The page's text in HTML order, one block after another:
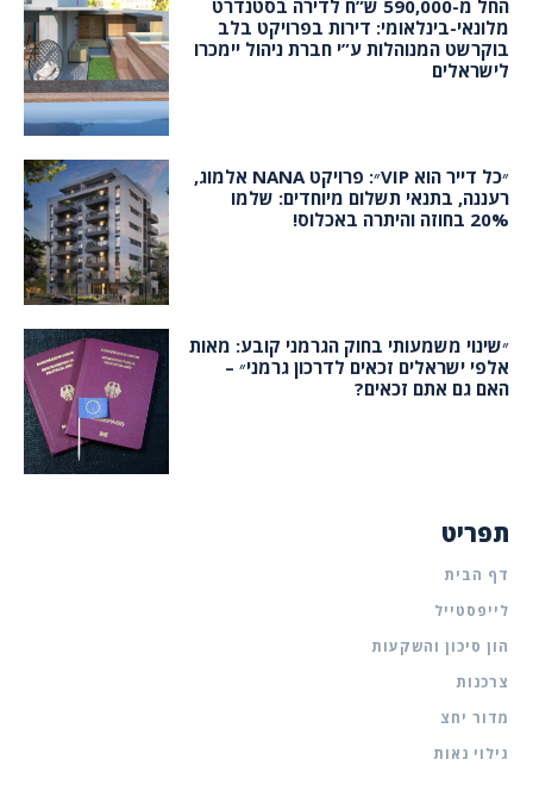
החל מ-590,000 ש”ח לדירה בסטנדרט
מלונאי-בינלאומי: דירות בפרויקט בלב
בוקרשט המנוהלות ע”י חברת ניהול יימכרו
לישראלים
״כל דייר הוא VIP״: פרויקט NANA אלמוג,
רעננה, בתנאי תשלום מיוחדים: שלמו
20% בחוזה והיתרה באכלוס!
״שינוי משמעותי בחוק הגרמני קובע: מאות
אלפי ישראלים זכאים לדרכון גרמני״ –
האם גם אתם זכאים?
תפריט
דף הבית
לייפסטייל
הון סיכון והשקעות
צרכנות
מדור יחצ
גילוי נאות